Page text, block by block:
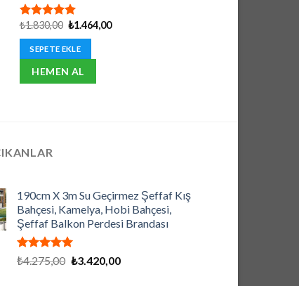
5 üzerinden
5.00oy
aldı
₺1.830,00 Orijinal
₺1.830,00.
₺1.464,00Şu
SEPETE EKLE
HEMEN AL
190cm X 3m Su Geçirmez Şeffaf Kış
Bahçesi, Kamelya, Hobi Bahçesi,
Şeffaf Balkon Perdesi Brandası
5 üzerinden
oy
₺4.275,00 Orijinal
₺3.420,00Şu